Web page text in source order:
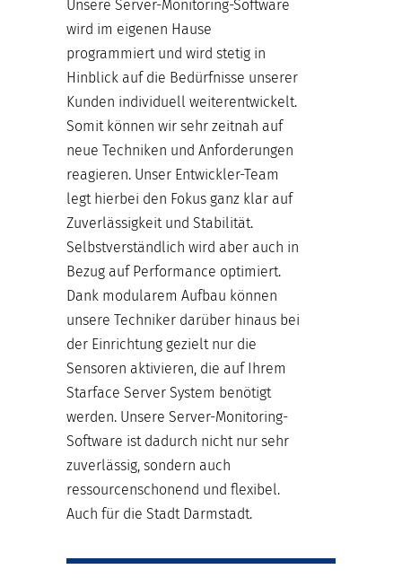
Unsere Server-Monitoring-Software
wird im eigenen Hause
programmiert und wird stetig in
Hinblick auf die Bedürfnisse unserer
Kunden individuell weiterentwickelt.
Somit können wir sehr zeitnah auf
neue Techniken und Anforderungen
reagieren. Unser Entwickler-Team
legt hierbei den Fokus ganz klar auf
Zuverlässigkeit und Stabilität.
Selbstverständlich wird aber auch in
Bezug auf Performance optimiert.
Dank modularem Aufbau können
unsere Techniker darüber hinaus bei
der Einrichtung gezielt nur die
Sensoren aktivieren, die auf Ihrem
Starface Server System benötigt
werden. Unsere Server-Monitoring-
Software ist dadurch nicht nur sehr
zuverlässig, sondern auch
ressourcenschonend und flexibel.
Auch für die Stadt Darmstadt.